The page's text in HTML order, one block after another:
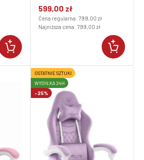
599,00 zł
Cena regularna: 799,00 zł
Najniższa cena: 799,00 zł
-25%
OSTATNIE SZTUKI
WYSYŁKA 24H